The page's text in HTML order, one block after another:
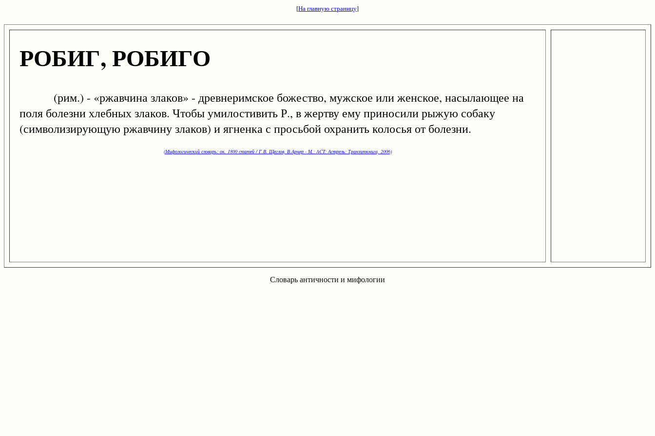
[На главную страницу]
РОБИГ, РОБИГО
(рим.) - «ржавчина злаков» - древнеримское божество, мужское или женское, насылающее на
поля болезни хлебных злаков. Чтобы умилостивить Р., в жертву ему приносили рыжую собаку
(символизирующую ржавчину злаков) и ягненка с просьбой охранить колосья от болезни.
(Мифологический словарь: ок. 1800 статей / Г.В. Щеглов, В.Арчер - М.: ACT: Астрель: Транзиткнига, 2006)
Словарь античности и мифологии